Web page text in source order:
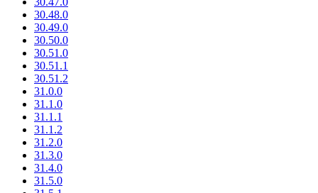
30.48.0
30.49.0
30.50.0
30.51.0
30.51.1
30.51.2
31.0.0
31.1.0
31.1.1
31.1.2
31.2.0
31.3.0
31.4.0
31.5.0